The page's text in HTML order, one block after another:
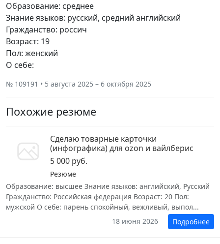
Образование: среднее
Знание языков: русский, средний английский
Гражданство: россич
Возраст: 19
Пол: женский
О себе:
№ 109191 • 5 августа 2025 – 6 октября 2025
Похожие резюме
Сделаю товарные карточки
(инфографика) для ozon и вайлберис
5 000 руб.
Резюме
Образование: высшее Знание языков: английский, Русский
Гражданство: Российская федерация Возраст: 20 Пол:
мужской О себе: парень спокойный, вежливый, выпол...
18 июня 2026
Подробнее